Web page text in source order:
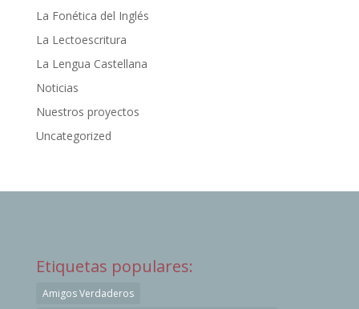
La Fonética del Inglés
La Lectoescritura
La Lengua Castellana
Noticias
Nuestros proyectos
Uncategorized
Etiquetas populares:
Amigos Verdaderos